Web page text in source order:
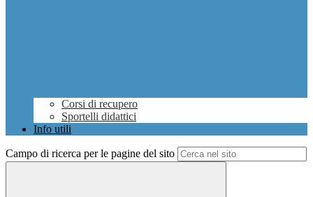
Corsi di recupero
Sportelli didattici
Info utili
Campo di ricerca per le pagine del sito